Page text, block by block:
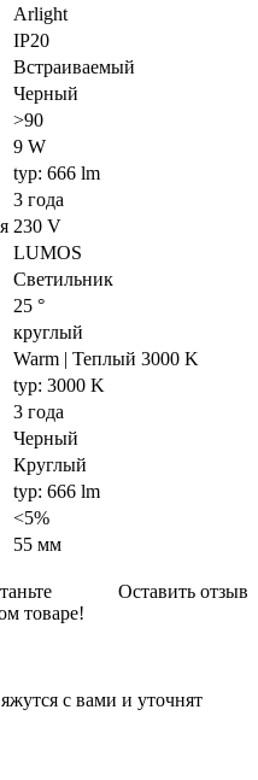
Arlight
IP20
Встраиваемый
Черный
>90
9 W
typ: 666 lm
3 года
230 V
LUMOS
Светильник
25 °
круглый
Warm | Теплый 3000 K
typ: 3000 K
3 года
Черный
Круглый
typ: 666 lm
<5%
55 мм
Оставить отзыв
товаре!
с вами и уточнят